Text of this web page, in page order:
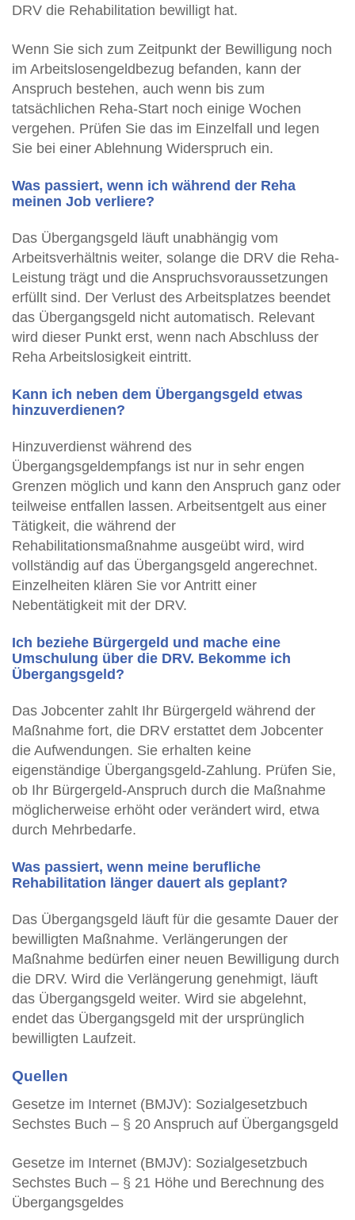
DRV die Rehabilitation bewilligt hat.
Wenn Sie sich zum Zeitpunkt der Bewilligung noch
im Arbeitslosengeldbezug befanden, kann der
Anspruch bestehen, auch wenn bis zum
tatsächlichen Reha-Start noch einige Wochen
vergehen. Prüfen Sie das im Einzelfall und legen
Sie bei einer Ablehnung Widerspruch ein.
Was passiert, wenn ich während der Reha
meinen Job verliere?
Das Übergangsgeld läuft unabhängig vom
Arbeitsverhältnis weiter, solange die DRV die Reha-
Leistung trägt und die Anspruchsvoraussetzungen
erfüllt sind. Der Verlust des Arbeitsplatzes beendet
das Übergangsgeld nicht automatisch. Relevant
wird dieser Punkt erst, wenn nach Abschluss der
Reha Arbeitslosigkeit eintritt.
Kann ich neben dem Übergangsgeld etwas
hinzuverdienen?
Hinzuverdienst während des
Übergangsgeldempfangs ist nur in sehr engen
Grenzen möglich und kann den Anspruch ganz oder
teilweise entfallen lassen. Arbeitsentgelt aus einer
Tätigkeit, die während der
Rehabilitationsmaßnahme ausgeübt wird, wird
vollständig auf das Übergangsgeld angerechnet.
Einzelheiten klären Sie vor Antritt einer
Nebentätigkeit mit der DRV.
Ich beziehe Bürgergeld und mache eine
Umschulung über die DRV. Bekomme ich
Übergangsgeld?
Das Jobcenter zahlt Ihr Bürgergeld während der
Maßnahme fort, die DRV erstattet dem Jobcenter
die Aufwendungen. Sie erhalten keine
eigenständige Übergangsgeld-Zahlung. Prüfen Sie,
ob Ihr Bürgergeld-Anspruch durch die Maßnahme
möglicherweise erhöht oder verändert wird, etwa
durch Mehrbedarfe.
Was passiert, wenn meine berufliche
Rehabilitation länger dauert als geplant?
Das Übergangsgeld läuft für die gesamte Dauer der
bewilligten Maßnahme. Verlängerungen der
Maßnahme bedürfen einer neuen Bewilligung durch
die DRV. Wird die Verlängerung genehmigt, läuft
das Übergangsgeld weiter. Wird sie abgelehnt,
endet das Übergangsgeld mit der ursprünglich
bewilligten Laufzeit.
Quellen
Gesetze im Internet (BMJV): Sozialgesetzbuch
Sechstes Buch – § 20 Anspruch auf Übergangsgeld
Gesetze im Internet (BMJV): Sozialgesetzbuch
Sechstes Buch – § 21 Höhe und Berechnung des
Übergangsgeldes